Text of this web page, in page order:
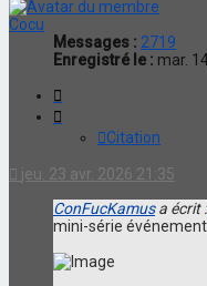
Cocu
Messages : 2719
Enregistré le : mar.
Citation
jeu. 23 avr. 2026 21:35
ConFucKamusa écrit :
mini-série événement